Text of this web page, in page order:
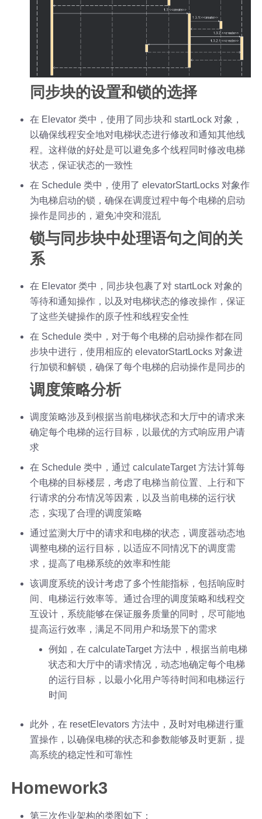
同步块的设置和锁的选择
在 Elevator 类中，使用了同步块和 startLock 对象，
以确保线程安全地对电梯状态进行修改和通知其他线
程。这样做的好处是可以避免多个线程同时修改电梯
状态，保证状态的一致性
在 Schedule 类中，使用了 elevatorStartLocks 对象作
为电梯启动的锁，确保在调度过程中每个电梯的启动
操作是同步的，避免冲突和混乱
锁与同步块中处理语句之间的关
系
在 Elevator 类中，同步块包裹了对 startLock 对象的
等待和通知操作，以及对电梯状态的修改操作，保证
了这些关键操作的原子性和线程安全性
在 Schedule 类中，对于每个电梯的启动操作都在同
步块中进行，使用相应的 elevatorStartLocks 对象进
行加锁和解锁，确保了每个电梯的启动操作是同步的
调度策略分析
调度策略涉及到根据当前电梯状态和大厅中的请求来
确定每个电梯的运行目标，以最优的方式响应用户请
求
在 Schedule 类中，通过 calculateTarget 方法计算每
个电梯的目标楼层，考虑了电梯当前位置、上行和下
行请求的分布情况等因素，以及当前电梯的运行状
态，实现了合理的调度策略
通过监测大厅中的请求和电梯的状态，调度器动态地
调整电梯的运行目标，以适应不同情况下的调度需
求，提高了电梯系统的效率和性能
该调度系统的设计考虑了多个性能指标，包括响应时
间、电梯运行效率等。通过合理的调度策略和线程交
互设计，系统能够在保证服务质量的同时，尽可能地
提高运行效率，满足不同用户和场景下的需求
例如，在 calculateTarget 方法中，根据当前电梯
状态和大厅中的请求情况，动态地确定每个电梯
的运行目标，以最小化用户等待时间和电梯运行
时间
此外，在 resetElevators 方法中，及时对电梯进行重
置操作，以确保电梯的状态和参数能够及时更新，提
高系统的稳定性和可靠性
Homework3
第三次作业架构的类图如下：